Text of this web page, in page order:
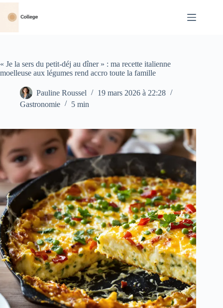
Passer
contenu
« Je la sers du petit-déj au dîner » : ma recette italienne
moelleuse aux légumes rend accro toute la famille
Pauline Roussel
19 mars 2026 à 22:28
Gastronomie
5 min